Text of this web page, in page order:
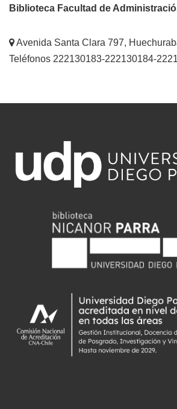
Biblioteca Facultad de
Avenida Santa Clara 797,
Teléfonos 222130183-222130184-